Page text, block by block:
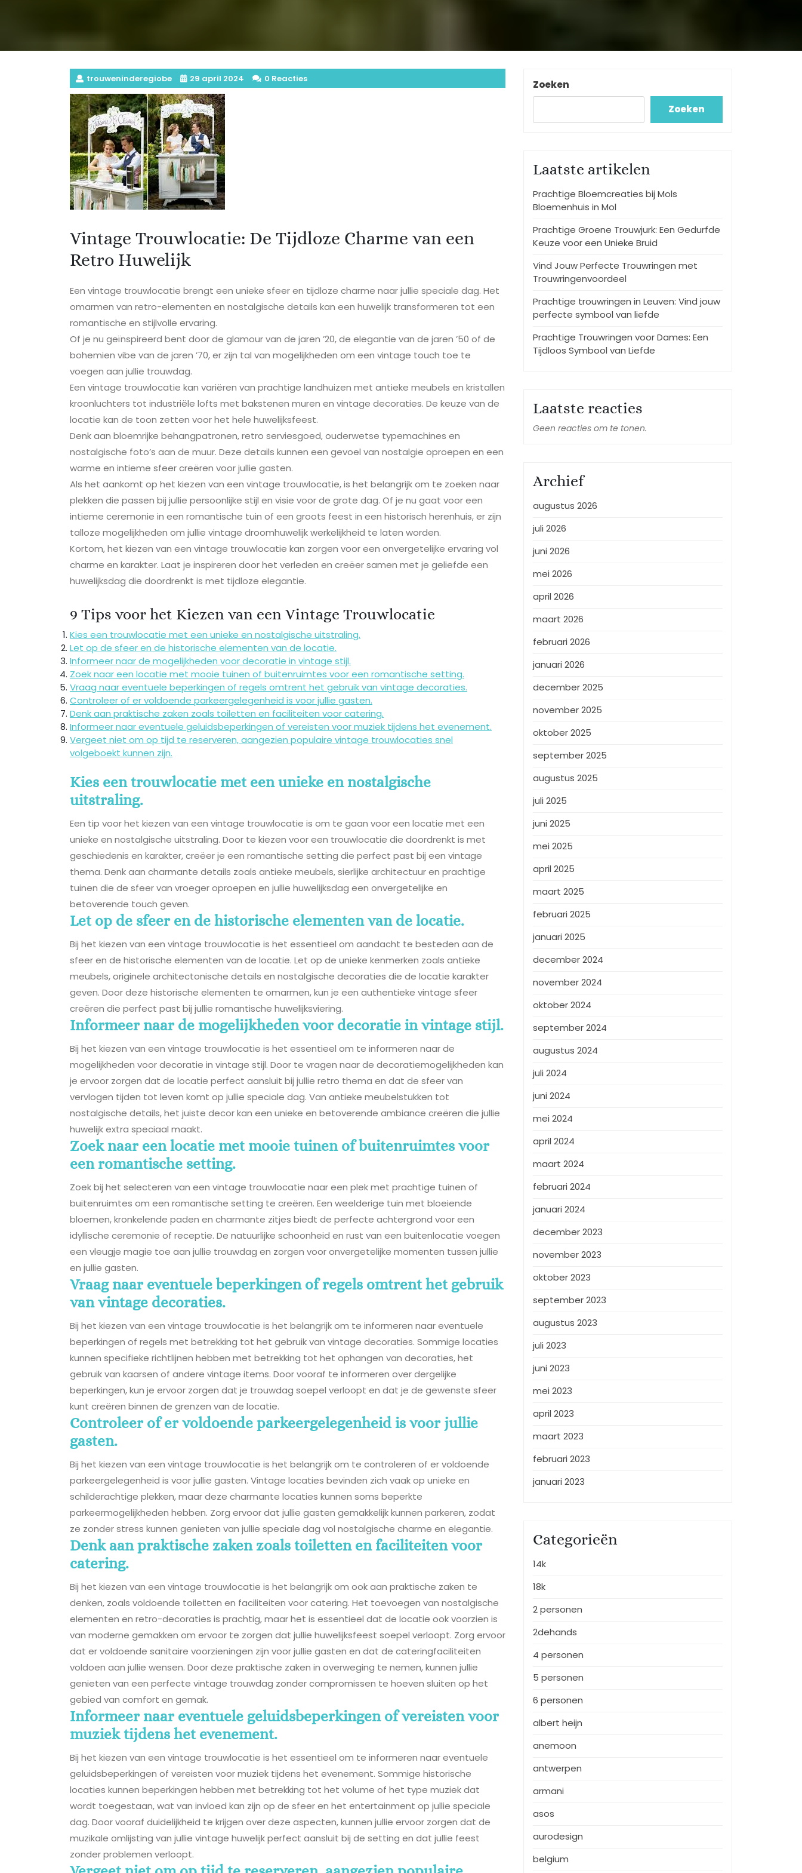
trouweninderegiobe 29 april 2024 0 Reacties
Vintage Trouwlocatie: De Tijdloze Charme van een
Retro Huwelijk
Een vintage trouwlocatie brengt een unieke sfeer en tijdloze charme naar jullie speciale dag. Het
omarmen van retro-elementen en nostalgische details kan een huwelijk transformeren tot een
romantische en stijlvolle ervaring.
Of je nu geïnspireerd bent door de glamour van de jaren ’20, de elegantie van de jaren ’50 of de
bohemien vibe van de jaren ’70, er zijn tal van mogelijkheden om een vintage touch toe te
voegen aan jullie trouwdag.
Een vintage trouwlocatie kan variëren van prachtige landhuizen met antieke meubels en kristallen
kroonluchters tot industriële lofts met bakstenen muren en vintage decoraties. De keuze van de
locatie kan de toon zetten voor het hele huwelijksfeest.
Denk aan bloemrijke behangpatronen, retro serviesgoed, ouderwetse typemachines en
nostalgische foto’s aan de muur. Deze details kunnen een gevoel van nostalgie oproepen en een
warme en intieme sfeer creëren voor jullie gasten.
Als het aankomt op het kiezen van een vintage trouwlocatie, is het belangrijk om te zoeken naar
plekken die passen bij jullie persoonlijke stijl en visie voor de grote dag. Of je nu gaat voor een
intieme ceremonie in een romantische tuin of een groots feest in een historisch herenhuis, er zijn
talloze mogelijkheden om jullie vintage droomhuwelijk werkelijkheid te laten worden.
Kortom, het kiezen van een vintage trouwlocatie kan zorgen voor een onvergetelijke ervaring vol
charme en karakter. Laat je inspireren door het verleden en creëer samen met je geliefde een
huwelijksdag die doordrenkt is met tijdloze elegantie.
9 Tips voor het Kiezen van een Vintage Trouwlocatie
Kies een trouwlocatie met een unieke en nostalgische uitstraling.
Let op de sfeer en de historische elementen van de locatie.
Informeer naar de mogelijkheden voor decoratie in vintage stijl.
Zoek naar een locatie met mooie tuinen of buitenruimtes voor een romantische setting.
Vraag naar eventuele beperkingen of regels omtrent het gebruik van vintage decoraties.
Controleer of er voldoende parkeergelegenheid is voor jullie gasten.
Denk aan praktische zaken zoals toiletten en faciliteiten voor catering.
Informeer naar eventuele geluidsbeperkingen of vereisten voor muziek tijdens het evenement.
Vergeet niet om op tijd te reserveren, aangezien populaire vintage trouwlocaties snel
volgeboekt kunnen zijn.
Kies een trouwlocatie met een unieke en nostalgische
uitstraling.
Een tip voor het kiezen van een vintage trouwlocatie is om te gaan voor een locatie met een
unieke en nostalgische uitstraling. Door te kiezen voor een trouwlocatie die doordrenkt is met
geschiedenis en karakter, creëer je een romantische setting die perfect past bij een vintage
thema. Denk aan charmante details zoals antieke meubels, sierlijke architectuur en prachtige
tuinen die de sfeer van vroeger oproepen en jullie huwelijksdag een onvergetelijke en
betoverende touch geven.
Let op de sfeer en de historische elementen van de locatie.
Bij het kiezen van een vintage trouwlocatie is het essentieel om aandacht te besteden aan de
sfeer en de historische elementen van de locatie. Let op de unieke kenmerken zoals antieke
meubels, originele architectonische details en nostalgische decoraties die de locatie karakter
geven. Door deze historische elementen te omarmen, kun je een authentieke vintage sfeer
creëren die perfect past bij jullie romantische huwelijksviering.
Informeer naar de mogelijkheden voor decoratie in vintage stijl.
Bij het kiezen van een vintage trouwlocatie is het essentieel om te informeren naar de
mogelijkheden voor decoratie in vintage stijl. Door te vragen naar de decoratiemogelijkheden kan
je ervoor zorgen dat de locatie perfect aansluit bij jullie retro thema en dat de sfeer van
vervlogen tijden tot leven komt op jullie speciale dag. Van antieke meubelstukken tot
nostalgische details, het juiste decor kan een unieke en betoverende ambiance creëren die jullie
huwelijk extra speciaal maakt.
Zoek naar een locatie met mooie tuinen of buitenruimtes voor
een romantische setting.
Zoek bij het selecteren van een vintage trouwlocatie naar een plek met prachtige tuinen of
buitenruimtes om een romantische setting te creëren. Een weelderige tuin met bloeiende
bloemen, kronkelende paden en charmante zitjes biedt de perfecte achtergrond voor een
idyllische ceremonie of receptie. De natuurlijke schoonheid en rust van een buitenlocatie voegen
een vleugje magie toe aan jullie trouwdag en zorgen voor onvergetelijke momenten tussen jullie
en jullie gasten.
Vraag naar eventuele beperkingen of regels omtrent het gebruik
van vintage decoraties.
Bij het kiezen van een vintage trouwlocatie is het belangrijk om te informeren naar eventuele
beperkingen of regels met betrekking tot het gebruik van vintage decoraties. Sommige locaties
kunnen specifieke richtlijnen hebben met betrekking tot het ophangen van decoraties, het
gebruik van kaarsen of andere vintage items. Door vooraf te informeren over dergelijke
beperkingen, kun je ervoor zorgen dat je trouwdag soepel verloopt en dat je de gewenste sfeer
kunt creëren binnen de grenzen van de locatie.
Controleer of er voldoende parkeergelegenheid is voor jullie
gasten.
Bij het kiezen van een vintage trouwlocatie is het belangrijk om te controleren of er voldoende
parkeergelegenheid is voor jullie gasten. Vintage locaties bevinden zich vaak op unieke en
schilderachtige plekken, maar deze charmante locaties kunnen soms beperkte
parkeermogelijkheden hebben. Zorg ervoor dat jullie gasten gemakkelijk kunnen parkeren, zodat
ze zonder stress kunnen genieten van jullie speciale dag vol nostalgische charme en elegantie.
Denk aan praktische zaken zoals toiletten en faciliteiten voor
catering.
Bij het kiezen van een vintage trouwlocatie is het belangrijk om ook aan praktische zaken te
denken, zoals voldoende toiletten en faciliteiten voor catering. Het toevoegen van nostalgische
elementen en retro-decoraties is prachtig, maar het is essentieel dat de locatie ook voorzien is
van moderne gemakken om ervoor te zorgen dat jullie huwelijksfeest soepel verloopt. Zorg ervoor
dat er voldoende sanitaire voorzieningen zijn voor jullie gasten en dat de cateringfaciliteiten
voldoen aan jullie wensen. Door deze praktische zaken in overweging te nemen, kunnen jullie
genieten van een perfecte vintage trouwdag zonder compromissen te hoeven sluiten op het
gebied van comfort en gemak.
Informeer naar eventuele geluidsbeperkingen of vereisten voor
muziek tijdens het evenement.
Bij het kiezen van een vintage trouwlocatie is het essentieel om te informeren naar eventuele
geluidsbeperkingen of vereisten voor muziek tijdens het evenement. Sommige historische
locaties kunnen beperkingen hebben met betrekking tot het volume of het type muziek dat
wordt toegestaan, wat van invloed kan zijn op de sfeer en het entertainment op jullie speciale
dag. Door vooraf duidelijkheid te krijgen over deze aspecten, kunnen jullie ervoor zorgen dat de
muzikale omlijsting van jullie vintage huwelijk perfect aansluit bij de setting en dat jullie feest
zonder problemen verloopt.
Zoeken
Zoeken
Laatste artikelen
Prachtige Bloemcreaties bij Mols
Bloemenhuis in Mol
Prachtige Groene Trouwjurk: Een Gedurfde
Keuze voor een Unieke Bruid
Vind Jouw Perfecte Trouwringen met
Trouwringenvoordeel
Prachtige trouwringen in Leuven: Vind jouw
perfecte symbool van liefde
Prachtige Trouwringen voor Dames: Een
Tijdloos Symbool van Liefde
Laatste reacties
Geen reacties om te tonen.
Archief
augustus 2026
juli 2026
juni 2026
mei 2026
april 2026
maart 2026
februari 2026
januari 2026
december 2025
november 2025
oktober 2025
september 2025
augustus 2025
juli 2025
juni 2025
mei 2025
april 2025
maart 2025
februari 2025
januari 2025
december 2024
november 2024
oktober 2024
september 2024
augustus 2024
juli 2024
juni 2024
mei 2024
april 2024
maart 2024
februari 2024
januari 2024
december 2023
november 2023
oktober 2023
september 2023
augustus 2023
juli 2023
juni 2023
mei 2023
april 2023
maart 2023
februari 2023
januari 2023
Categorieën
14k
18k
2 personen
2dehands
4 personen
5 personen
6 personen
albert heijn
anemoon
antwerpen
armani
asos
aurodesign
belgium